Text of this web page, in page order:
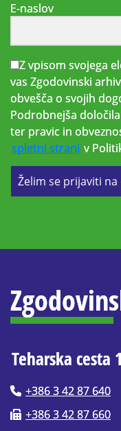
E-naslov
Z vpisom svojega
vas Zgodovinski
obvešča o svojih
Podrobnejša
ter pravic in
spletni strani v
Želim se prijaviti na
Teharska cesta
+386 3 42 87 640
+386 3 42 87 660